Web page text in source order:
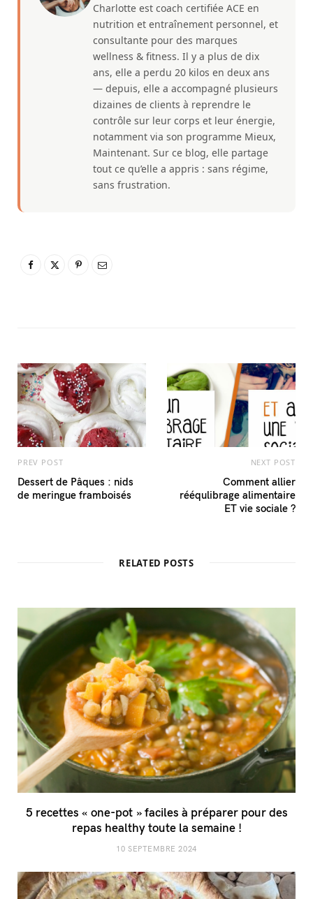
Charlotte est coach certifiée ACE en
nutrition et entraînement personnel, et
consultante pour des marques
wellness & fitness. Il y a plus de dix
ans, elle a perdu 20 kilos en deux ans
— depuis, elle a accompagné plusieurs
dizaines de clients à reprendre le
contrôle sur leur corps et leur énergie,
notamment via son programme Mieux,
Maintenant. Sur ce blog, elle partage
tout ce qu’elle a appris : sans régime,
sans frustration.
PREV POST
Dessert de Pâques : nids
de meringue framboisés
NEXT POST
Comment allier
rééqulibrage alimentaire
ET vie sociale ?
RELATED POSTS
5 recettes « one-pot » faciles à préparer pour des
repas healthy toute la semaine !
10 SEPTEMBRE 2024